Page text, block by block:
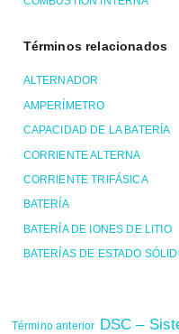
Términos relacionados
ALTERNADOR
AMPERÍMETRO
CAPACIDAD DE LA BATERÍA
CORRIENTE ALTERNA
CORRIENTE TRIFÁSICA
BATERÍA
BATERÍA DE IONES DE LITIO
BATERÍAS DE ESTADO
Término anterior DSC –